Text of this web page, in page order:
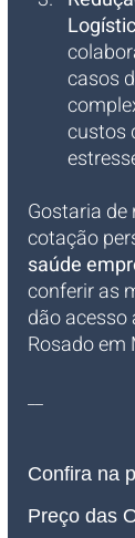
casos
custos
Gostaria de
cotação
saúde
conferir as
dão
Rosado em
__
Confira na
Preço das